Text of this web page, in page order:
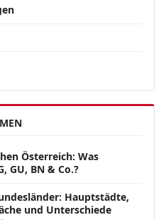
Österreich: Was
GU, BN & Co.?
Hauptstädte,
und Unterschiede